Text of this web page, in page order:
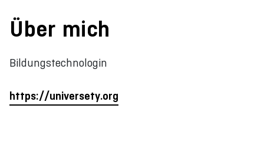
Über mich
Bildungstechnologin
https://universety.org